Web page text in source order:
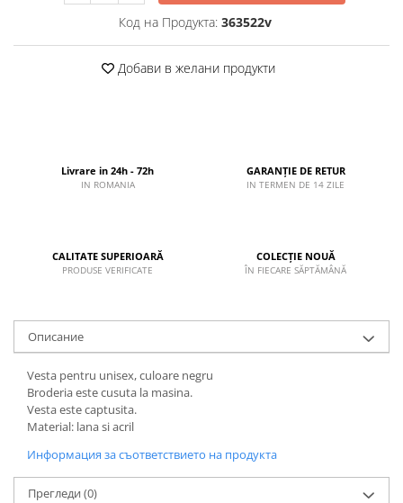
Код на Продукта: 363522v
Добави в желани продукти
Livrare in 24h - 72h
IN ROMANIA
GARANȚIE DE RETUR
IN TERMEN DE 14 ZILE
CALITATE SUPERIOARĂ
PRODUSE VERIFICATE
COLECȚIE NOUĂ
ÎN FIECARE SĂPTĂMÂNĂ
Описание
Vesta pentru unisex, culoare negru
Broderia este cusuta la masina.
Vesta este captusita.
Material: lana si acril
Информация за съответствието на продукта
Прегледи (0)